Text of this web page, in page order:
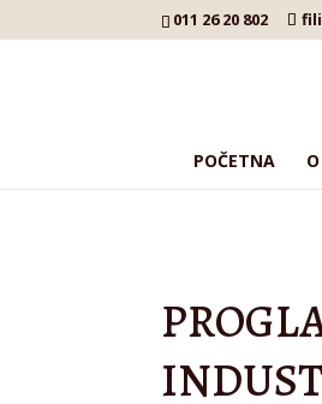
011 26 20 802
POČETNA